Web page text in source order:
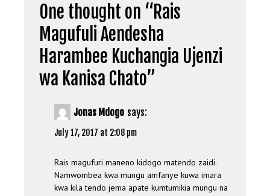
One thought on “Rais
Magufuli Aendesha
Harambee Kuchangia Ujenzi
wa Kanisa Chato”
Jonas Mdogo says:
July 17, 2017 at 2:08 pm
Rais magufuri maneno kidogo matendo zaidi.
Namwombea kwa mungu amfanye kuwa imara
kwa kila tendo jema apate kumtumikia mungu na